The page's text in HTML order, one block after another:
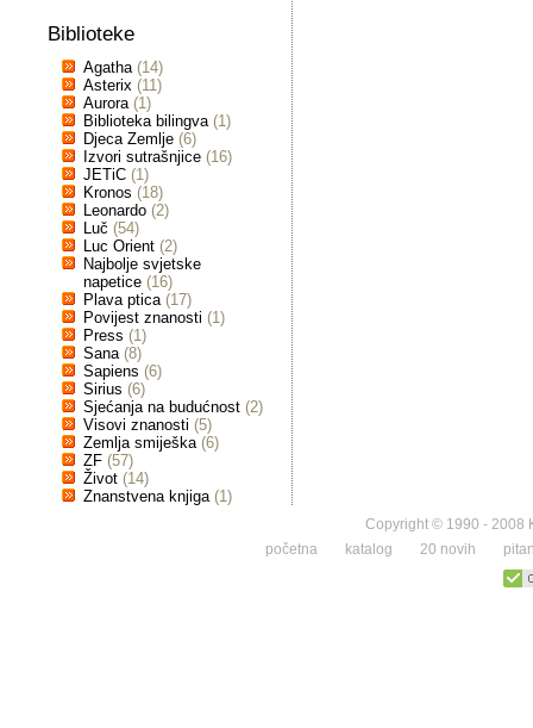
Biblioteke
Agatha (14)
Asterix (11)
Aurora (1)
Biblioteka bilingva (1)
Djeca Zemlje (6)
Izvori sutrašnjice (16)
JETiC (1)
Kronos (18)
Leonardo (2)
Luč (54)
Luc Orient (2)
Najbolje svjetske
napetice (16)
Plava ptica (17)
Povijest znanosti (1)
Press (1)
Sana (8)
Sapiens (6)
Sirius (6)
Sjećanja na budućnost (2)
Visovi znanosti (5)
Zemlja smiješka (6)
ZF (57)
Život (14)
Znanstvena knjiga (1)
Copyright © 1990 - 2008
početna
katalog 20 novih